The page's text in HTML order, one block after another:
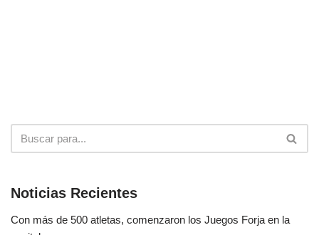
Noticias Recientes
Con más de 500 atletas, comenzaron los Juegos Forja en la